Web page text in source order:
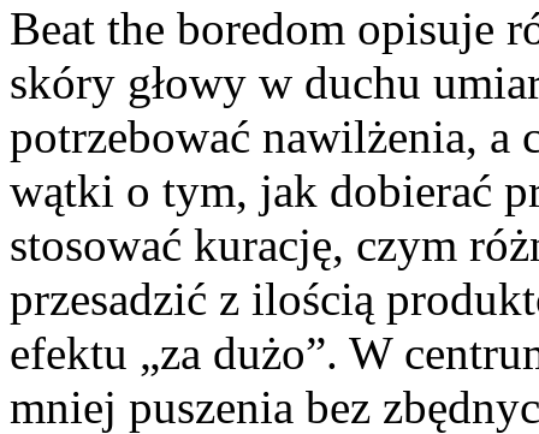
Beat the boredom opisuje
skóry głowy w duchu
potrzebować nawilżenia, a
wątki o tym, jak dobierać
stosować kurację, czym
przesadzić z ilością
efektu „za dużo”. W
mniej puszenia bez